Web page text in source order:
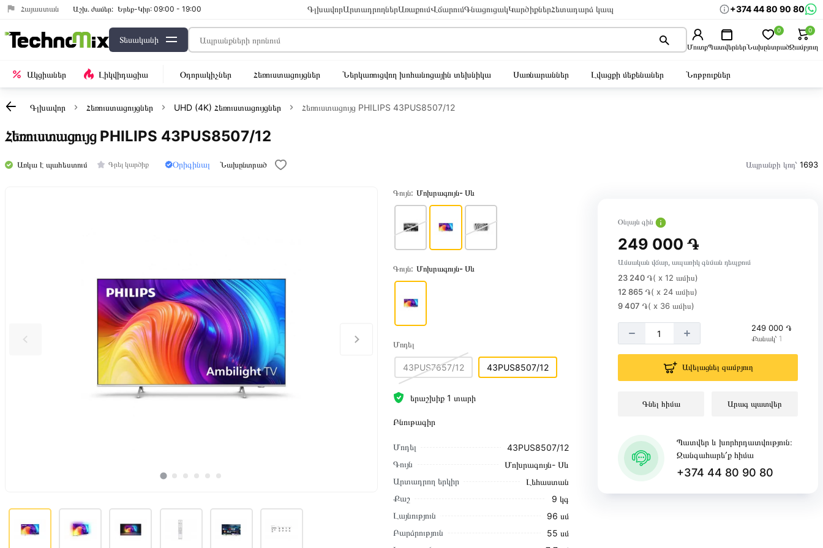
Հայաստան Աշխ․ ժամեր: Երեք-Կիր: 09:00 - 19:00 ԳլխավորԱրտադրողներԱռաքումՎճարումԳնացուցակԿարծիքներՀետադարձ կապ +374 44 80 90 80
Տեսականի
ՄուտքՊատվերներՆախընտրած
0
Զամբյուղ
0
Ակցիաներ Լիկվիդացիա Օդորակիչներ Հեռուստացույցներ Ներկառուցվող խոհանոցային տեխնիկա Սառնարաններ Լվացքի մեքենաներ Նոթբուքներ
Գլխավոր Հեռուստացույցներ UHD (4K) Հեռուստացույցներ Հեռուստացույց PHILIPS 43PUS8507/12
Հեռուստացույց PHILIPS 43PUS8507/12
Առկա է պահեստում Գրել կարծիք Օրիգինալ Նախընտրած Ապրանքի կոդ՝ 1693
Գույն: Մոխրագույն- Սև
Գույն: Մոխրագույն- Սև
Մոդել
43PUS7657/12 43PUS8507/12
երաշխիք 1 տարի
Բնութագիր
Մոդել
43PUS8507/12
Գույն
Մոխրագույն- Սև
Արտադրող երկիր
Լեհաստան
Քաշ
9 կգ
Լայնություն
96 սմ
Բարձրություն
55 սմ
Օնլայն գին
249 000 ֏
Ամսական վճար, ապառիկ գնման դեպքում
23 240 ֏( x 12 ամիս)
12 865 ֏( x 24 ամիս)
9 407 ֏( x 36 ամիս)
249 000 ֏
Քանակ՝ 1
Ավելացնել զամբյուղ
Գնել հիմա Արագ պատվեր
Պատվեր և խորհրդատվություն։
Զանգահարե՛ք հիմա
+374 44 80 90 80